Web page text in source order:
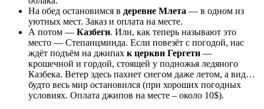
На обед остановимся в деревне Млета — в одном из
уютных мест. Заказ и оплата на месте.
А потом — Казбеги. Или, как теперь называют это
место — Степанцминда. Если повезёт с погодой, нас
ждёт подъём на джипах к церкви Гергети —
крошечной и гордой, стоящей у подножья ледяного
Казбека. Ветер здесь пахнет снегом даже летом, а вид…
будто весь мир остановился (при хороших погодных
условиях. Оплата джипов на месте – около 10$).